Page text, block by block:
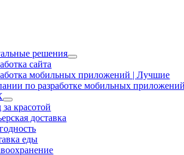
решения
сайта
мобильных приложений | Лучшие
по разработке мобильных
за красотой
доставка
еды